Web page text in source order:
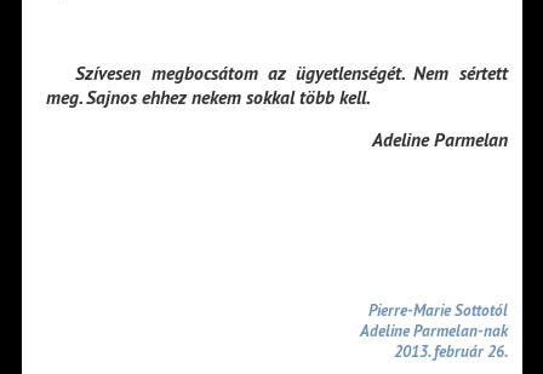
Szívesen megbocsátom az ügyetlenségét. Nem sértett
meg. Sajnos ehhez nekem sokkal több kell.
Adeline Parmelan
Pierre-Marie Sottotól
Adeline Parmelan-nak
2013. február 26.